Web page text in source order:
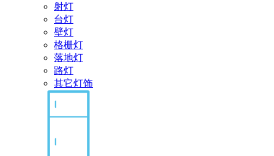
射灯
台灯
壁灯
格栅灯
落地灯
路灯
其它灯饰